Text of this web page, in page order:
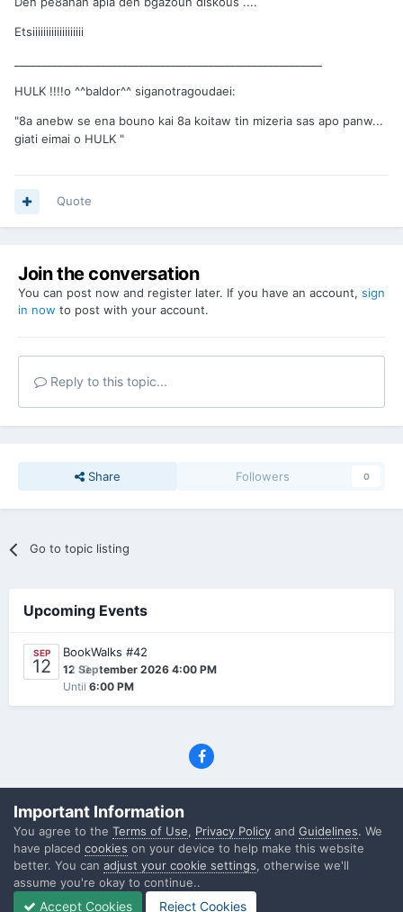
Etsiiiiiiiiiiiiiiiiiii
HULK !!!!o ^^baldor^^ siganotragoudaei:
"8a anebw se ena bouno kai 8a koitaw tin mizeria sas apo panw...
giati eimai o HULK "
Quote
Join the conversation
You can post now and register later. If you have an account, sign
in now to post with your account.
Reply to this topic...
Share Followers 0
Go to topic listing
Upcoming Events
SEP
12 0
BookWalks #42
12 September 2026 4:00 PM
Until 6:00 PM
(C) SFF.gr, All rights reserved
Powered by Invision Community
Important Information
You agree to the Terms of Use, Privacy Policy and Guidelines. We
have placed cookies on your device to help make this website
better. You can adjust your cookie settings, otherwise we'll
assume you're okay to continue..
Accept Cookies Reject Cookies